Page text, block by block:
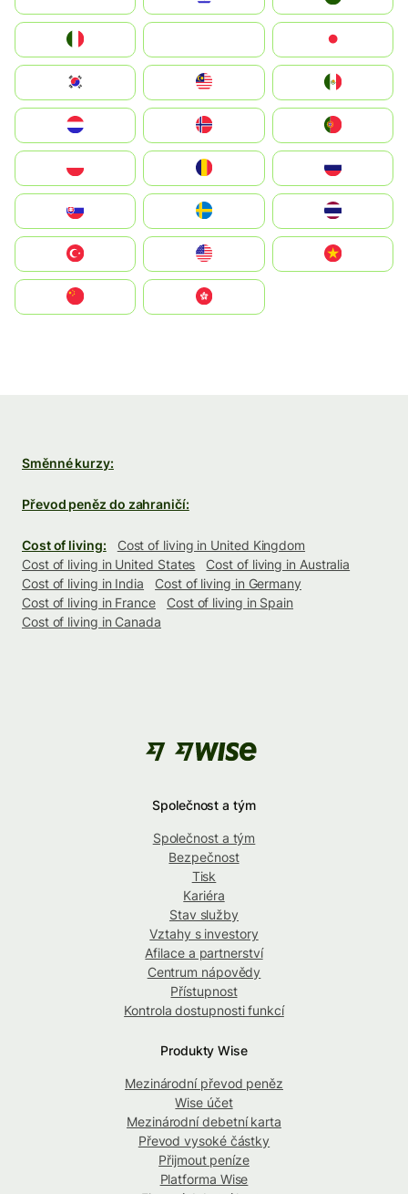
South Korea
United States
中國香港特別行政區
Směnné kurzy:
Převod peněz do zahraničí:
Cost of living:
Cost of living in United Kingdom
Cost of living in United States
Cost of living in Australia
Cost of living in India
Cost of living in Germany
Cost of living in France
Cost of living in Spain
Cost of living in Canada
Společnost a tým
Společnost a tým
Bezpečnost
Tisk
Kariéra
Stav služby
Vztahy s investory
Afilace a partnerství
Centrum nápovědy
Přístupnost
Kontrola dostupnosti funkcí
Produkty Wise
Mezinárodní převod peněz
Wise účet
Mezinárodní debetní karta
Převod vysoké částky
Přijmout peníze
Platforma Wise